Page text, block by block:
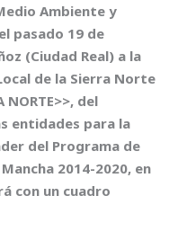
Ambiente y
pasado 19 de
(Ciudad Real) a la
de la Sierra Norte
NORTE>>, del
entidades para la
del Programa de
2014-2020, en
con un cuadro